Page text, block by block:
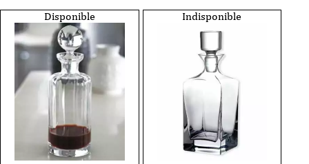
Aberdeen
-
Deru
0,75
L
Disponible Indisponible